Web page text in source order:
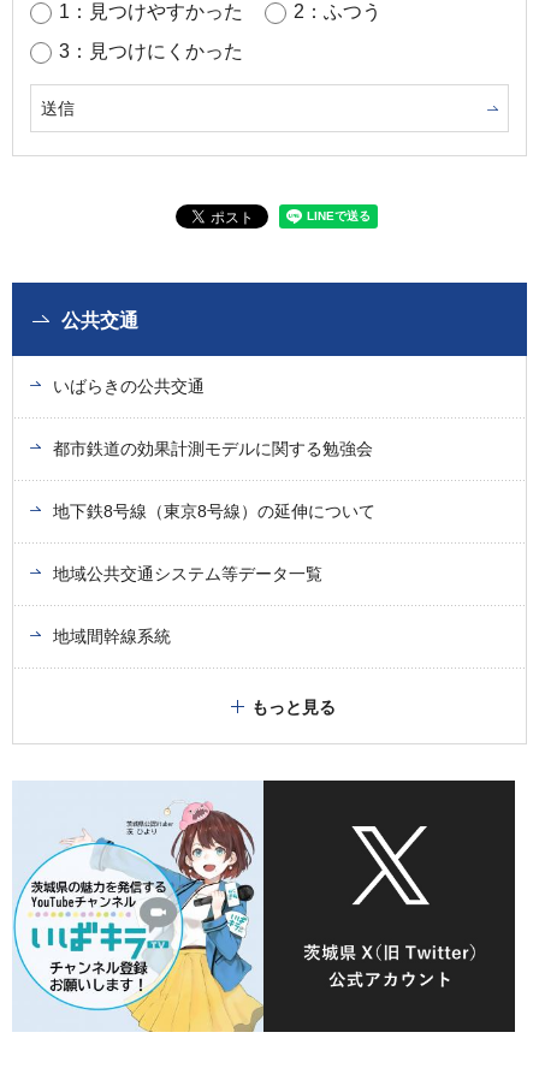
1：見つけやすかった
2：ふつう
3：見つけにくかった
公共交通
いばらきの公共交通
都市鉄道の効果計測モデルに関する勉強会
地下鉄8号線（東京8号線）の延伸について
地域公共交通システム等データ一覧
地域間幹線系統
もっと見る